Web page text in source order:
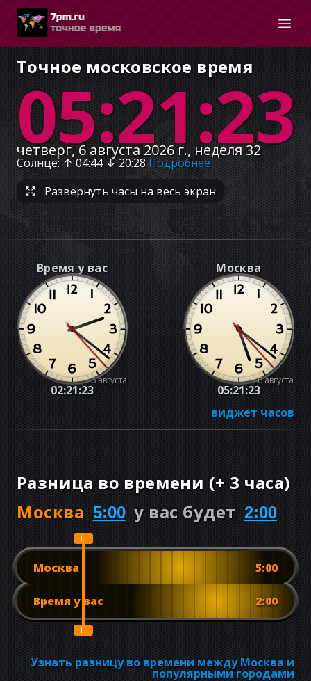
Точное московское время
05:21:23
четверг, 6 августа 2026 г., неделя 32
Солнце: ↑04:44↓ 20:28 Подробнее
Развернуть часы на весь экран
Время у вас
02:21:23
6 августа
Москва
05:21:23
6 августа
виджет часов
Разница во времени (+ 3 часа)
Москва 5:00 у вас будет 2:00
Москва 5:00
Время у вас 2:00
Узнать разницу во времени между Москва и
популярными городами